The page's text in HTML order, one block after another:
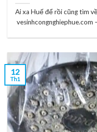
Ai xa Huế để rồi cũng tìm
vesinhcongnghiephue.com
12
Th1